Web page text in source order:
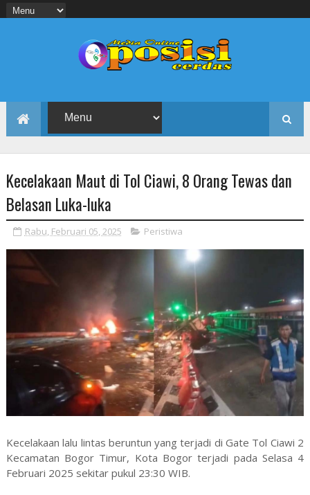
Kecelakaan Maut di Tol Ciawi, 8 Orang Tewas dan
Belasan Luka-luka
Rabu, Februari 05, 2025 Peristiwa
Kecelakaan lalu lintas beruntun yang terjadi di Gate Tol Ciawi 2
Kecamatan Bogor Timur, Kota Bogor terjadi pada Selasa 4
Februari 2025 sekitar pukul 23:30 WIB.